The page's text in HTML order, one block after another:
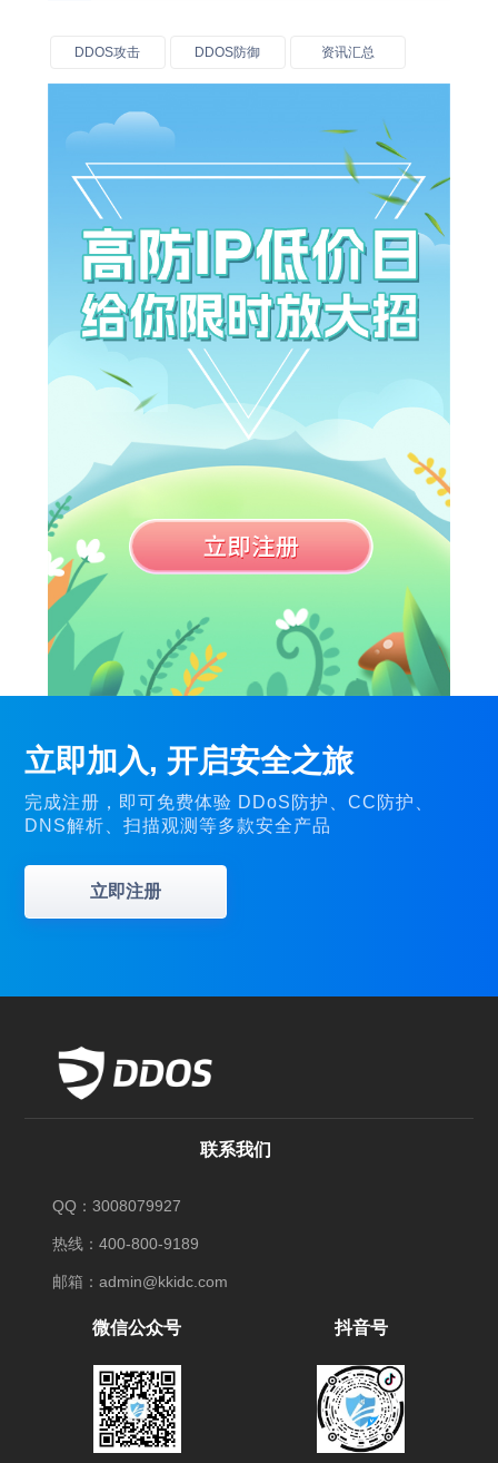
DDOS攻击 DDOS防御 资讯汇总
立即加入, 开启安全之旅
完成注册，即可免费体验 DDoS防护、CC防护、
DNS解析、扫描观测等多款安全产品
立即注册
联系我们
QQ：3008079927
热线：400-800-9189
邮箱：admin@kkidc.com
微信公众号 抖音号